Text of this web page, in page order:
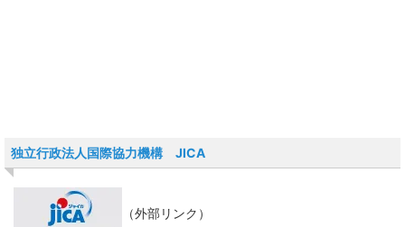
独立行政法人国際協力機構 JICA
（外部リンク）